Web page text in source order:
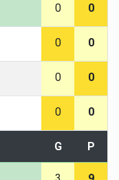
0 0
0 0
0 0
0 0
G P